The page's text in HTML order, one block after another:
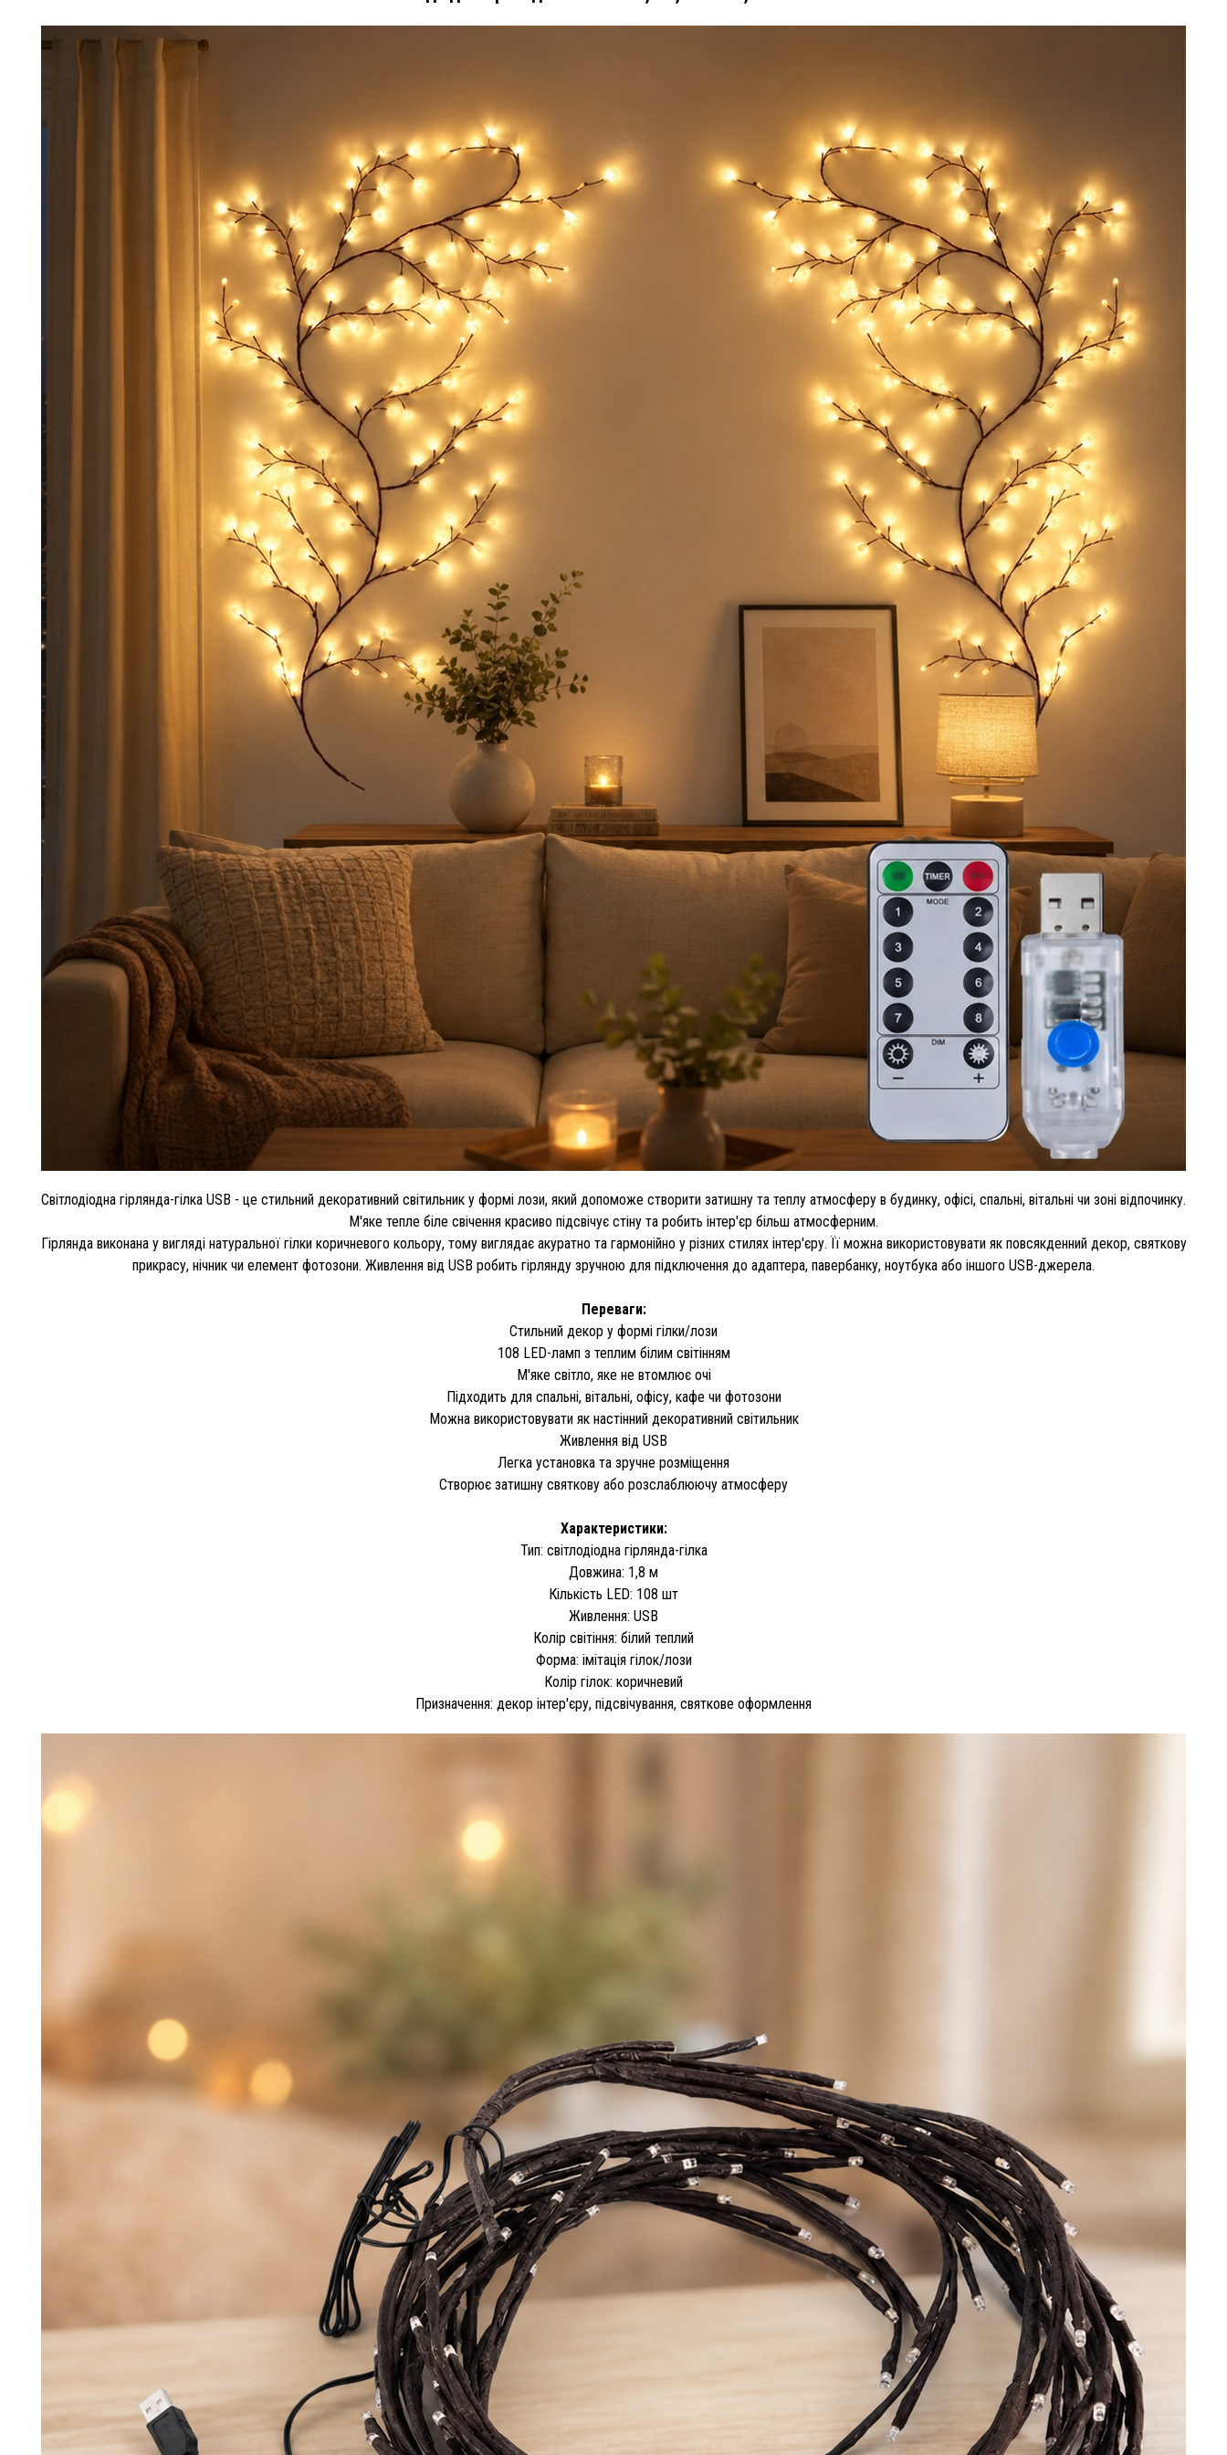
Світлодіодна гірлянда-гілка USB - це стильний декоративний світильник у формі лози, який допоможе створити затишну та теплу атмосферу в будинку, офісі, спальні, вітальні чи зоні відпочинку.
М'яке тепле біле свічення красиво підсвічує стіну та робить інтер'єр більш атмосферним.
Гірлянда виконана у вигляді натуральної гілки коричневого кольору, тому виглядає акуратно та гармонійно у різних стилях інтер'єру. Її можна використовувати як повсякденний декор, святкову
прикрасу, нічник чи елемент фотозони. Живлення від USB робить гірлянду зручною для підключення до адаптера, павербанку, ноутбука або іншого USB-джерела.
Переваги:
Стильний декор у формі гілки/лози
108 LED-ламп з теплим білим світінням
М'яке світло, яке не втомлює очі
Підходить для спальні, вітальні, офісу, кафе чи фотозони
Можна використовувати як настінний декоративний світильник
Живлення від USB
Легка установка та зручне розміщення
Створює затишну святкову або розслаблюючу атмосферу
Характеристики:
Тип: світлодіодна гірлянда-гілка
Довжина: 1,8 м
Кількість LED: 108 шт
Живлення: USB
Колір світіння: білий теплий
Форма: імітація гілок/лози
Колір гілок: коричневий
Призначення: декор інтер'єру, підсвічування, святкове оформлення